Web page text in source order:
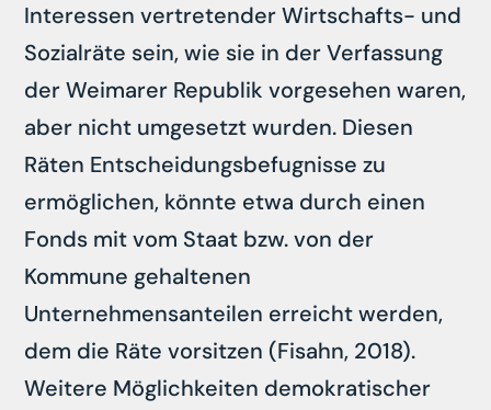
Interessen vertretender Wirtschafts- und
Sozialräte sein, wie sie in der Verfassung
der Weimarer Republik vorgesehen waren,
aber nicht umgesetzt wurden. Diesen
Räten Entscheidungsbefugnisse zu
ermöglichen, könnte etwa durch einen
Fonds mit vom Staat bzw. von der
Kommune gehaltenen
Unternehmensanteilen erreicht werden,
dem die Räte vorsitzen (Fisahn, 2018).
Weitere Möglichkeiten demokratischer